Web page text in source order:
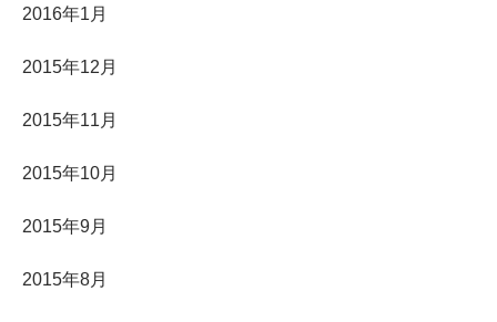
2016年1月
2015年12月
2015年11月
2015年10月
2015年9月
2015年8月